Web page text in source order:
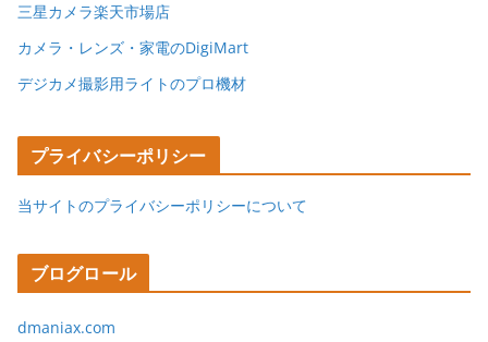
三星カメラ楽天市場店
カメラ・レンズ・家電のDigiMart
デジカメ撮影用ライトのプロ機材
プライバシーポリシー
当サイトのプライバシーポリシーについて
ブログロール
dmaniax.com